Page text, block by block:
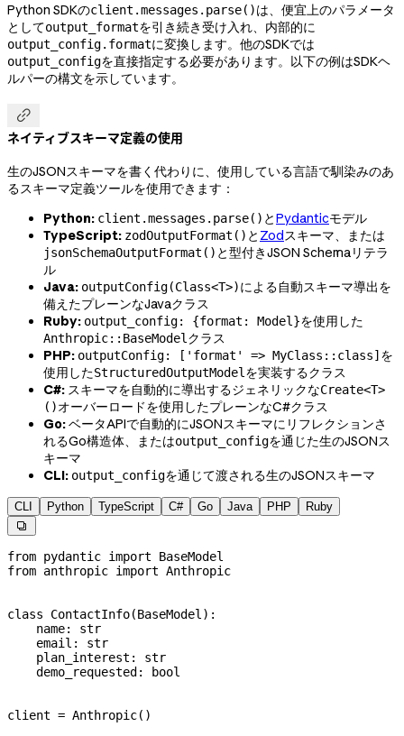
Python SDKのclient.messages.parse()は、便宜上のパラメータ
としてoutput_formatを引き続き受け入れ、内部的に
output_config.formatに変換します。他のSDKでは
output_configを直接指定する必要があります。以下の例はSDKヘ
ルパーの構文を示しています。

ネイティブスキーマ定義の使用
生のJSONスキーマを書く代わりに、使用している言語で馴染みのあ
るスキーマ定義ツールを使用できます：
Python: client.messages.parse() とPydanticモデル
TypeScript: zodOutputFormat() と Zodスキーマ、または
jsonSchemaOutputFormat() と型付きJSON Schemaリテラ
ル
Java: outputConfig(Class<T>)による自動スキーマ導出を
備えたプレーンなJavaクラス
Ruby: output_config: {format: Model}を使用した
Anthropic::BaseModel クラス
PHP: outputConfig: ['format' => MyClass::class] を
使用したStructuredOutputModel を実装するクラス
C#: スキーマを自動的に導出するジェネリックなCreate<T>
()オーバーロードを使用したプレーンなC#クラス
Go:ベータAPIで自動的にJSONスキーマにリフレクションさ
れるGo構造体、またはoutput_configを通じた生のJSONス
キーマ
CLI: output_configを通じて渡される生のJSONスキーマ
CLI Python TypeScript C# Go Java PHP Ruby

from pydantic import BaseModel
from anthropic import Anthropic
class ContactInfo(BaseModel ):
    name:
str
    email:
str
    plan_interest:
str
    demo_requested:
bool
client = Anthropic()